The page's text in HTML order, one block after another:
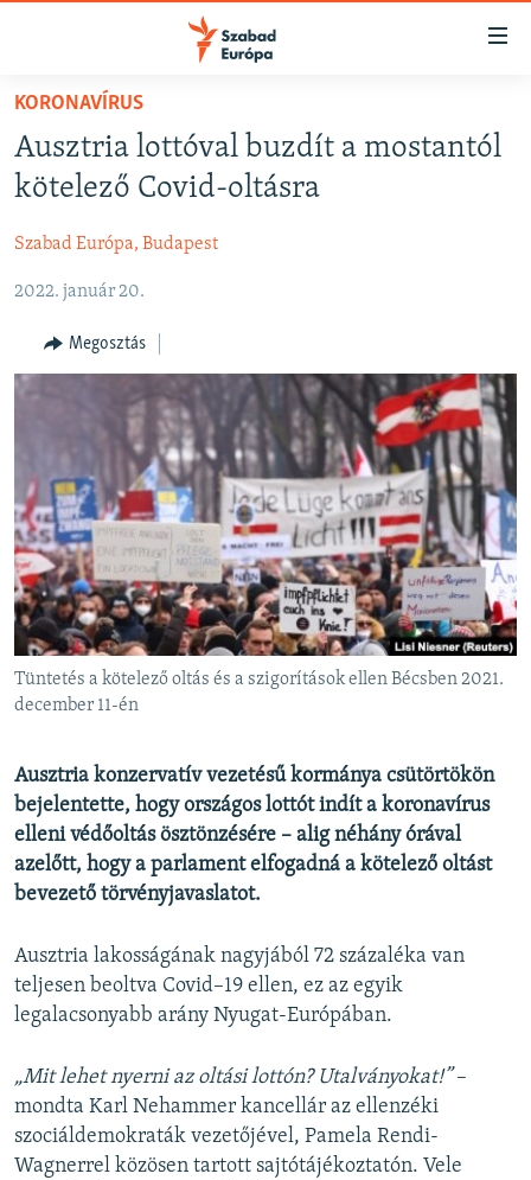
Akadálymentes
Ugrás
fő
oldalra
Ugrás
NAPIRENDEN
AKTUÁLIS
VIDEÓK
ELEMZŐ
NER15
SZABADON
TÁRSADALOM
DEMOKRÁCIA
A PÉNZ NYOMÁBAN
EURÓPAI UNIÓ
VILÁG
KLÍMAVÁLTOZÁS
A MÚLT TANULSÁGAI
Valamennyi RFE/RL weboldal
KORONAVÍRUS
Ausztria lottóval buzdít a mostantól
kötelező Covid-oltásra
Szabad Európa, Budapest
2022. január 20.
Megosztás
Tüntetés a kötelező oltás és a szigorítások ellen Bécsben 2021.
december 11-én
Ausztria konzervatív vezetésű kormánya csütörtökön
bejelentette, hogy országos lottót indít a koronavírus
elleni védőoltás ösztönzésére – alig néhány órával
azelőtt, hogy a parlament elfogadná a kötelező oltást
bevezető törvényjavaslatot.
Ausztria lakosságának nagyjából 72 százaléka van
teljesen beoltva Covid–19 ellen, ez az egyik
legalacsonyabb arány Nyugat-Európában.
„Mit lehet nyerni az oltási lottón? Utalványokat!” –
mondta Karl Nehammer kancellár az ellenzéki
szociáldemokraták vezetőjével, Pamela Rendi-
Wagnerrel közösen tartott sajtótájékoztatón. Vele